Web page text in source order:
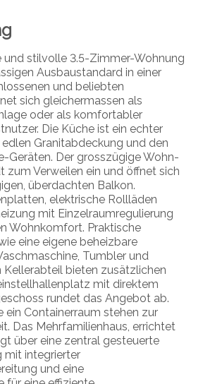
und stilvolle 3.5-Zimmer-Wohnung
Ausbaustandard in einer
und beliebten
sich gleichermassen als
oder als komfortabler
Die Küche ist ein echter
Granitabdeckung und den
Geräten. Der grosszügige Wohn-
zum Verweilen ein und öffnet sich
überdachten Balkon.
elektrische Rollläden
mit Einzelraumregulierung
Wohnkomfort. Praktische
eine eigene beheizbare
Tumbler und
Kellerabteil bieten zusätzlichen
mit direktem
rundet das Angebot ab.
ein Containerraum stehen zur
Das Mehrfamilienhaus, errichtet
über eine zentral gesteuerte
mit integrierter
und eine